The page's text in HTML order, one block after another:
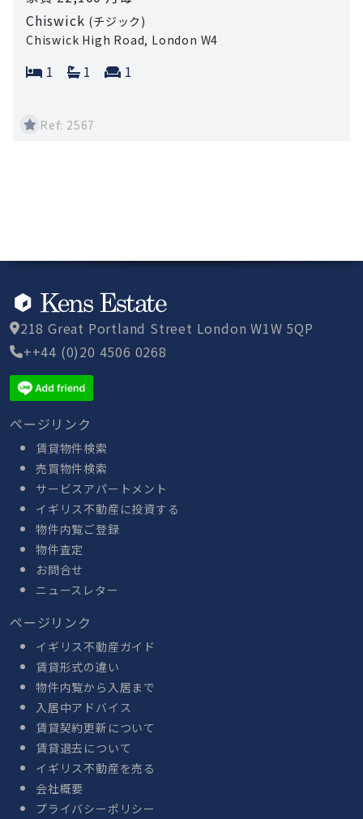
Chiswick (チジック)
Chiswick High Road, London W4
Bedrooms:
1 Bathrooms:
1 Reception rooms:
1
Ref: 2567
218 Great Portland Street London W1W 5QP
++44 (0)20 4506 0268
ページリンク
賃貸物件検索
売買物件検索
サービスアパートメント
イギリス不動産に投資する
物件内覧ご登録
物件査定
お問合せ
ニュースレター
ページリンク
イギリス不動産ガイド
賃貸形式の違い
物件内覧から入居まで
入居中アドバイス
賃貸契約更新について
賃貸退去について
イギリス不動産を売る
会社概要
プライバシーポリシー